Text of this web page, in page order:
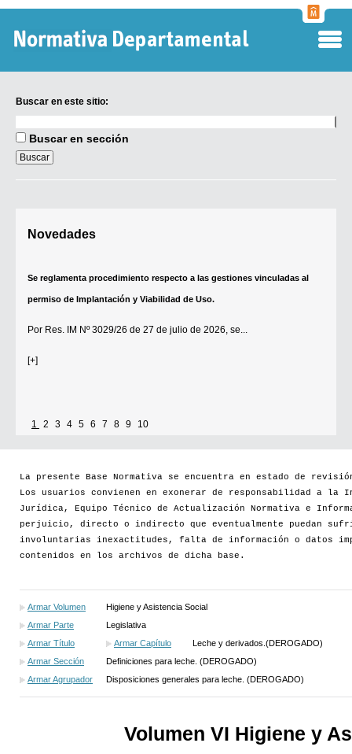
Buscar en este sitio:
en
sitio:
Buscar en sección
Novedades
Se reglamenta procedimiento respecto a las gestiones vinculadas al
PorRes. IM Nº 3029/26de 27 de julio de 2026, se...
Independiente (ECI)
Por...
[+]
1 2 3 4 5 6 7 8 9 10
La presente Base Normativa se encuentra en estado de
Los usuarios convienen en exonerar de responsabilidad a la
Jurídica, Equipo Técnico de Actualización Normativa e
perjuicio, directo o indirecto que eventualmente puedan
involuntarias inexactitudes, falta de información o datos
contenidos en los archivos de dicha base.
Armar Volumen
Higiene y Asistencia Social
Armar Parte
Legislativa
Armar Título
Armar Capítulo
Leche y derivados.(DEROGADO)
Armar Sección
Definiciones para leche. (DEROGADO)
Armar Agrupador
Disposiciones generales para leche. (DEROGADO)
Volumen VI Higiene y